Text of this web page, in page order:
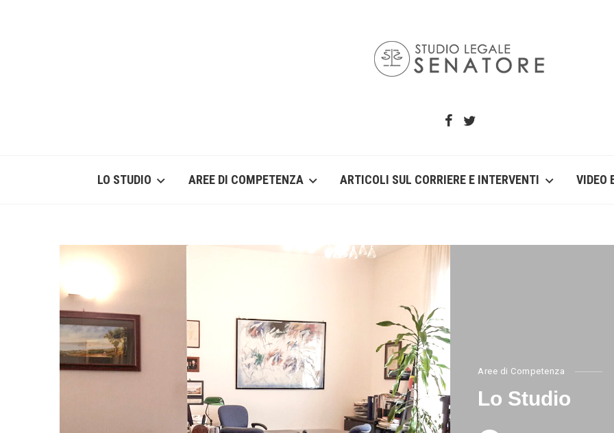
LO STUDIO AREE DI COMPETENZA ARTICOLI SUL CORRIERE E INTERVENTI VIDEO
Aree di Competenza
Lo Studio